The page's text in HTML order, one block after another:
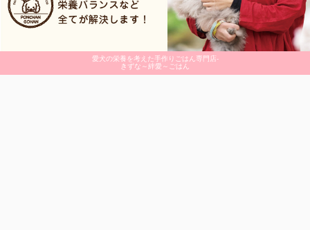
愛犬の栄養を考えた手作りごはん専門店-
きずな～絆愛～ごはん